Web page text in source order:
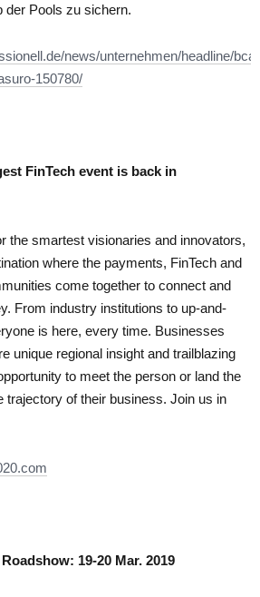
der Pools zu sichern.
news/unternehmen/headline/bca-
150780/
FinTech event is back in
the smartest visionaries and innovators,
where the payments, FinTech and
come together to connect and
From industry institutions to up-and-
is here, every time. Businesses
unique regional insight and trailblazing
to meet the person or land the
trajectory of their business. Join us in
19-20 Mar. 2019